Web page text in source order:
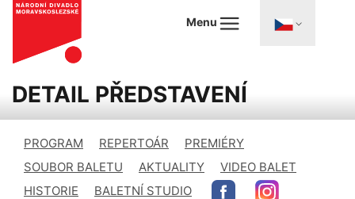
Menu
DETAIL PŘEDSTAVENÍ
PROGRAM REPERTOÁR
PREMIÉRY
SOUBOR BALETU
AKTUALITY
VIDEO BALET
HISTORIE
BALETNÍ STUDIO